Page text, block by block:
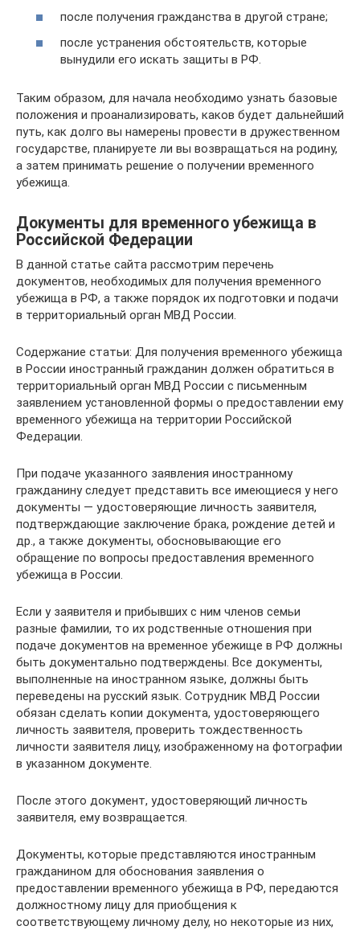
после получения гражданства в другой стране;
после устранения обстоятельств, которые
вынудили его искать защиты в РФ.
Таким образом, для начала необходимо узнать базовые
положения и проанализировать, каков будет дальнейший
путь, как долго вы намерены провести в дружественном
государстве, планируете ли вы возвращаться на родину,
а затем принимать решение о получении временного
убежища.
Документы для временного убежища в
Российской Федерации
В данной статье сайта рассмотрим перечень
документов, необходимых для получения временного
убежища в РФ, а также порядок их подготовки и подачи
в территориальный орган МВД России.
Содержание статьи: Для получения временного убежища
в России иностранный гражданин должен обратиться в
территориальный орган МВД России с письменным
заявлением установленной формы о предоставлении ему
временного убежища на территории Российской
Федерации.
При подаче указанного заявления иностранному
гражданину следует представить все имеющиеся у него
документы — удостоверяющие личность заявителя,
подтверждающие заключение брака, рождение детей и
др., а также документы, обосновывающие его
обращение по вопросы предоставления временного
убежища в России.
Если у заявителя и прибывших с ним членов семьи
разные фамилии, то их родственные отношения при
подаче документов на временное убежище в РФ должны
быть документально подтверждены. Все документы,
выполненные на иностранном языке, должны быть
переведены на русский язык. Сотрудник МВД России
обязан сделать копии документа, удостоверяющего
личность заявителя, проверить тождественность
личности заявителя лицу, изображенному на фотографии
в указанном документе.
После этого документ, удостоверяющий личность
заявителя, ему возвращается.
Документы, которые представляются иностранным
гражданином для обоснования заявления о
предоставлении временного убежища в РФ, передаются
должностному лицу для приобщения к
соответствующему личному делу, но некоторые из них,